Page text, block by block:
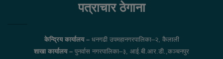
पत्राचार ठेगाना
केन्द्रिय कार्यालय –धनगढी उपमहानगरपालिका–२, कैलाली
शाखा कार्यालय – पुनर्वास नगरपालिका–३, आई.बी.आर.डी.,कञ्चनपुर